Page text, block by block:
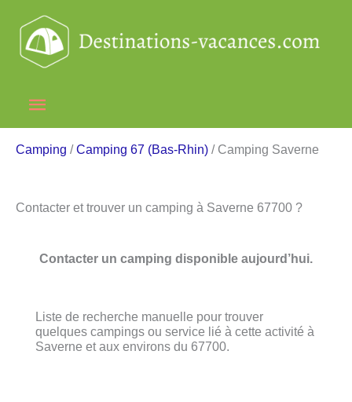
contenu
Menu
principal
Camping /Camping 67 (Bas-Rhin) / Camping Saverne
Contacter et trouver un camping à Saverne 67700 ?
Contacter un camping disponible aujourd’hui.
Liste de recherche manuelle pour trouver
quelques campings ou service lié à cette activité à
Saverne et aux environs du 67700.